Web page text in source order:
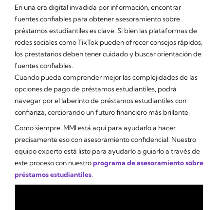
En una era digital invadida por información, encontrar
fuentes confiables para obtener asesoramiento sobre
préstamos estudiantiles es clave. Si bien las plataformas de
redes sociales como TikTok pueden ofrecer consejos rápidos,
los prestatarios deben tener cuidado y buscar orientación de
fuentes confiables.
Cuando pueda comprender mejor las complejidades de las
opciones de pago de préstamos estudiantiles, podrá
navegar por el laberinto de préstamos estudiantiles con
confianza, cerciorando un futuro financiero más brillante.
Como siempre, MMI está aquí para ayudarlo a hacer
precisamente eso con asesoramiento confidencial. Nuestro
equipo experto está listo para ayudarlo a guiarlo a través de
este proceso con nuestroprograma de asesoramiento sobre
préstamos estudiantiles.